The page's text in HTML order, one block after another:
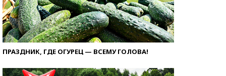
ПРАЗДНИК, ГДЕ ОГУРЕЦ — ВСЕМУ ГОЛОВА!